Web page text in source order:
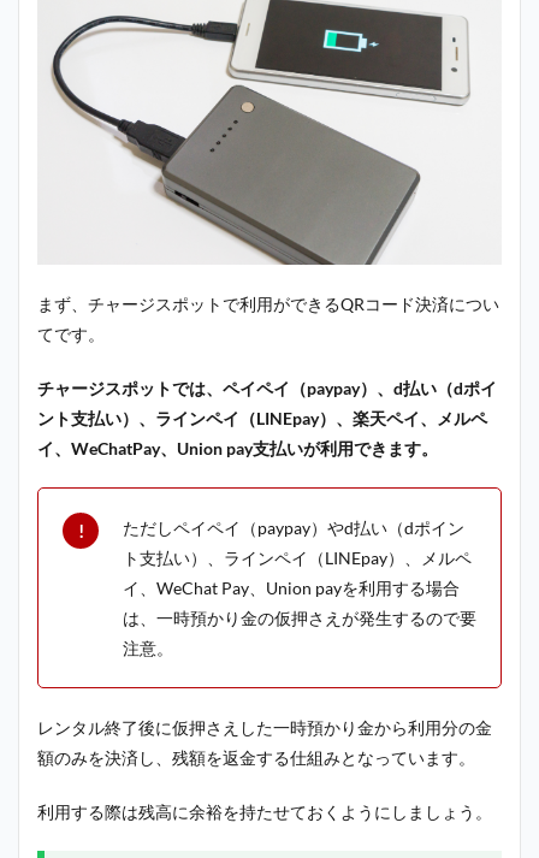
まず、チャージスポットで利用ができるQRコード決済につい
てです。
チャージスポットでは、ペイペイ（paypay）、d払い（dポイ
ント支払い）、ラインペイ（LINEpay）、楽天ペイ、メルペ
イ、WeChatPay、Union pay支払いが利用できます。
ただしペイペイ（paypay）やd払い（dポイン
ト支払い）、ラインペイ（LINEpay）、メルペ
イ、WeChat Pay、Union payを利用する場合
は、一時預かり金の仮押さえが発生するので要
注意。
レンタル終了後に仮押さえした一時預かり金から利用分の金
額のみを決済し、残額を返金する仕組みとなっています。
利用する際は残高に余裕を持たせておくようにしましょう。